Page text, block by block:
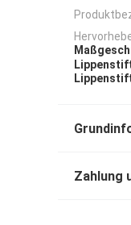
Zahlung